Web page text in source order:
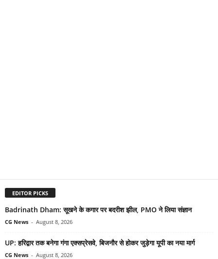
EDITOR PICKS
Badrinath Dham: सूखने के कगार पर बदरीश झील, PMO ने लिया संज्ञान
CG News - August 8, 2026
UP: हरिद्वार तक बनेगा गंगा एक्सप्रेसवे, बिजनौर से होकर जुड़ेगा यूपी का नया मार्ग
CG News - August 8, 2026